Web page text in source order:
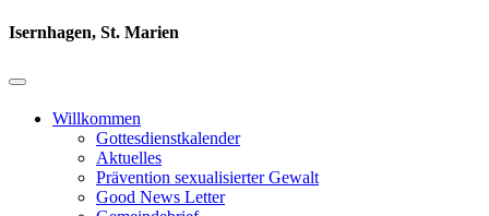
Isernhagen, St. Marien
Willkommen
Gottesdienstkalender
Aktuelles
Prävention sexualisierter Gewalt
Good News Letter